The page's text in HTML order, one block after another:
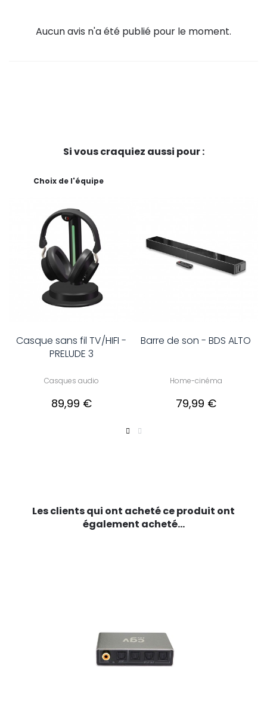
Aucun avis n'a été publié pour le moment.
Si vous craquiez aussi pour :
Casque sans fil TV/HIFI -
PRELUDE 3
Casques audio
89,99 €
Choix de l'équipe
Barre de son - BDS ALTO
Home-cinéma
79,99 €
Les clients qui ont acheté ce produit ont
également acheté...